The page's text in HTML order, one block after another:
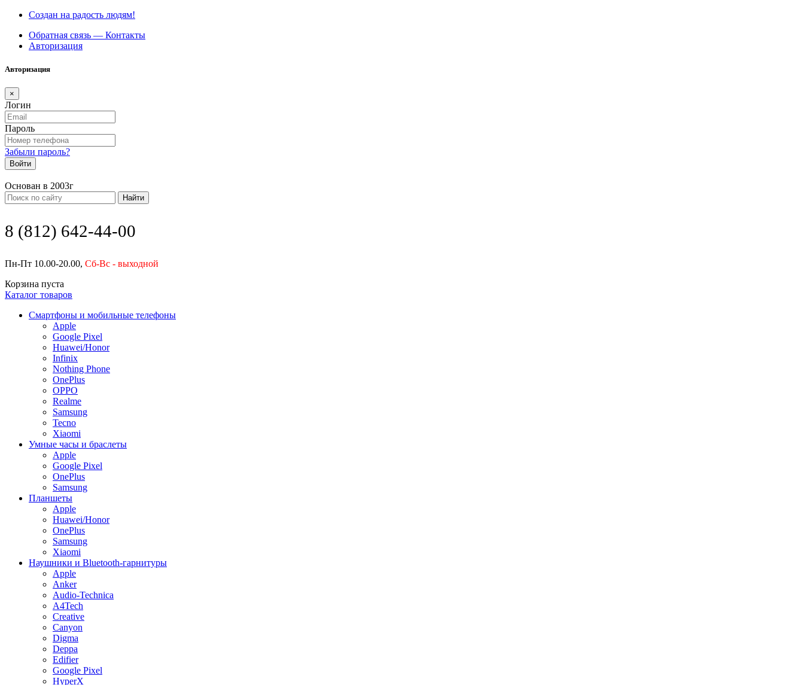
Создан на радость людям!
Обратная связь — Контакты
Авторизация
Авторизация
×
Логин
Пароль
Забыли пароль?
Войти
Основан в 2003г
Найти
8 (812) 642-44-00
Пн-Пт 10.00-20.00, Сб-Вс - выходной
Корзина пуста
Каталог товаров
Смартфоны и мобильные телефоны
Apple
Google Pixel
Huawei/Honor
Infinix
Nothing Phone
OnePlus
OPPO
Realme
Samsung
Tecno
Xiaomi
Умные часы и браслеты
Apple
Google Pixel
OnePlus
Samsung
Планшеты
Apple
Huawei/Honor
OnePlus
Samsung
Xiaomi
Наушники и Bluetooth-гарнитуры
Apple
Anker
Audio-Technica
A4Tech
Creative
Canyon
Digma
Deppa
Edifier
Google Pixel
HyperX